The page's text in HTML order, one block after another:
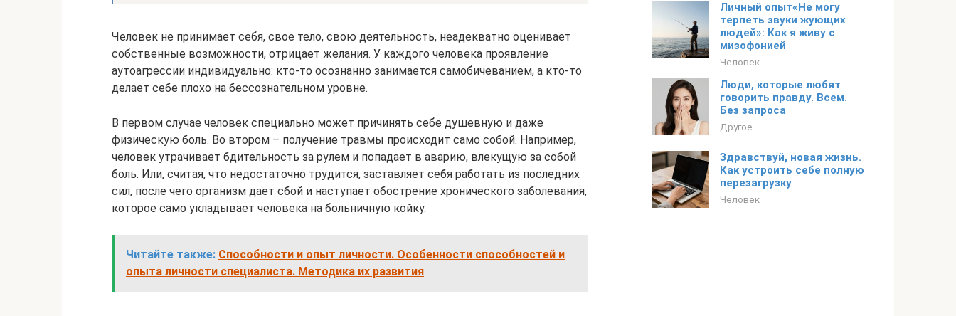
Человек не принимает себя, свое тело, свою деятельность, неадекватно оценивает
собственные возможности, отрицает желания. У каждого человека проявление
аутоагрессии индивидуально: кто-то осознанно занимается самобичеванием, а кто-то
делает себе плохо на бессознательном уровне.
В первом случае человек специально может причинять себе душевную и даже
физическую боль. Во втором – получение травмы происходит само собой. Например,
человек утрачивает бдительность за рулем и попадает в аварию, влекущую за собой
боль. Или, считая, что недостаточно трудится, заставляет себя работать из последних
сил, после чего организм дает сбой и наступает обострение хронического заболевания,
которое само укладывает человека на больничную койку.
Читайте также: Способности и опыт личности. Особенности способностей и
опыта личности специалиста. Методика их развития
Личный опыт«Не могу
терпеть звуки жующих
людей»: Как я живу с
мизофонией
Человек
Люди, которые любят
говорить правду. Всем.
Без запроса
Другое
Здравствуй, новая жизнь.
Как устроить себе полную
перезагрузку
Человек